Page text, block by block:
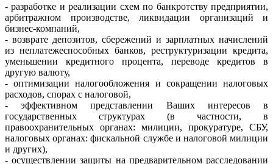
- разработке и реализации схем по банкротству предприятии,
арбитражном производстве, ликвидации организаций и
бизнес-компаний,
- возврате депозитов, сбережений и зарплатных начислений
из неплатежеспособных банков, реструктуризации кредита,
уменьшении кредитного процента, переводе кредитов в
другую валюту,
- оптимизации налогообложения и сокращении налоговых
расходов, спорах с налоговой,
- эффективном представлении Ваших интересов в
государственных структурах (в частности, в
правоохранительных органах: милиции, прокуратуре, СБУ,
налоговых органах: фискальной службе и налоговой милиции
и других),
- осуществлении защиты на предварительном расследовании